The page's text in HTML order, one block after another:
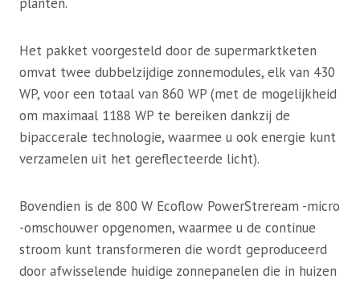
Het pakket voorgesteld door de supermarktketen
omvat twee dubbelzijdige zonnemodules, elk van 430
WP, voor een totaal van 860 WP (met de mogelijkheid
om maximaal 1188 WP te bereiken dankzij de
bipaccerale technologie, waarmee u ook energie kunt
verzamelen uit het gereflecteerde licht).
Bovendien is de 800 W Ecoflow PowerStreream -micro
-omschouwer opgenomen, waarmee u de continue
stroom kunt transformeren die wordt geproduceerd
door afwisselende huidige zonnepanelen die in huizen